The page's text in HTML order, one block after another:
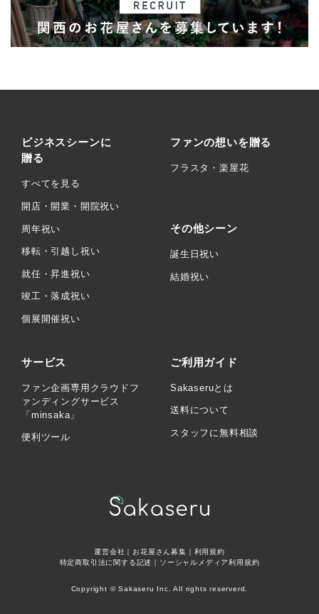
ビジネスシーンに
贈る
すべてを見る
開店・開業・開院祝い
周年祝い
移転・引越し祝い
就任・昇進祝い
竣工・落成祝い
個展開催祝い
ファンの想いを贈る
フラスタ・楽屋花
その他シーン
誕生日祝い
結婚祝い
サービス
ファン企画専用クラウドフ
ァンディングサービス
「minsaka」
便利ツール
ご利用ガイド
Sakaseruとは
送料について
スタッフに無料相談
運営会社 ｜お花屋さん募集
利用規約
特定商取引法に関する記述
ソーシャルメディア利用規約
Copyright © Sakaseru Inc. All rights reserverd.